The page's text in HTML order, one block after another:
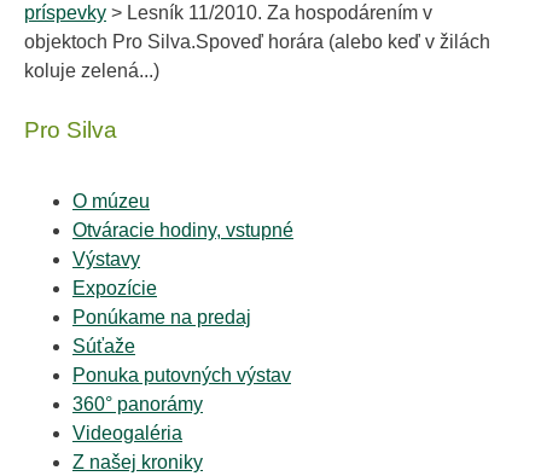
príspevky > Lesník 11/2010. Za hospodárením v
objektoch Pro Silva.Spoveď horára (alebo keď v žilách
koluje zelená...)
Pro Silva
O múzeu
Otváracie hodiny, vstupné
Výstavy
Expozície
Ponúkame na predaj
Súťaže
Ponuka putovných výstav
360° panorámy
Videogaléria
Z našej kroniky